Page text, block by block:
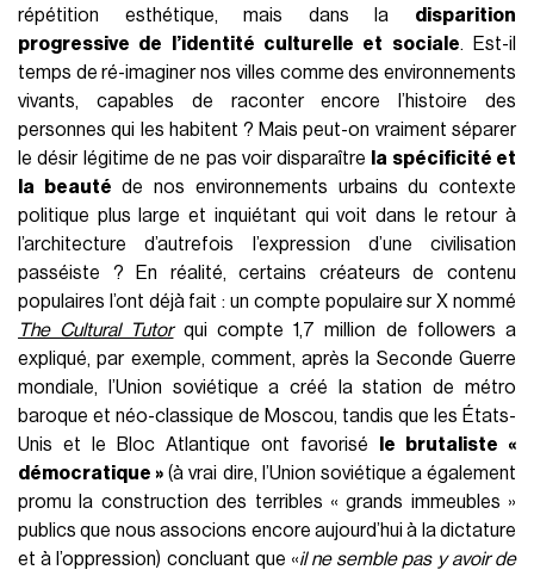
répétition esthétique, mais dans la disparition
progressive de l’identité culturelle et sociale. Est-il
temps de ré-imaginer nos villes comme des environnements
vivants, capables de raconter encore l’histoire des
personnes qui les habitent ? Mais peut-on vraiment séparer
le désir légitime de ne pas voir disparaître
la spécificité et
la beauté de nos environnements urbains du contexte
politique plus large et inquiétant qui voit dans le retour à
l’architecture d’autrefois l’expression d’une civilisation
passéiste ? En réalité, certains créateurs de contenu
populaires l’ont déjà fait : un compte populaire sur X nommé
The Cultural Tutorqui compte 1,7 million de followers a
expliqué, par exemple, comment, après la Seconde Guerre
mondiale, l’Union soviétique a créé la station de métro
baroque et néo-classique de Moscou, tandis que les États-
Unis et le Bloc Atlantique ont favorisé
le brutaliste «
démocratique » (à vrai dire, l’Union soviétique a également
promu la construction des terribles « grands immeubles »
publics que nous associons encore aujourd’hui à la dictature
et à l’oppression) concluant que «il ne semble pas y avoir de